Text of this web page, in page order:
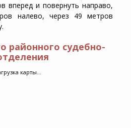
вперед и повернуть направо,
налево, через 49 метров
районного судебно-
карты...